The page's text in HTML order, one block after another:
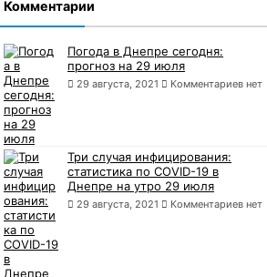
Комментарии
Погода в Днепре сегодня:
прогноз на 29 июля
29 августа, 2021 Комментариев нет
Три случая инфицирования:
статистика по COVID-19 в
Днепре на утро 29 июля
29 августа, 2021 Комментариев нет